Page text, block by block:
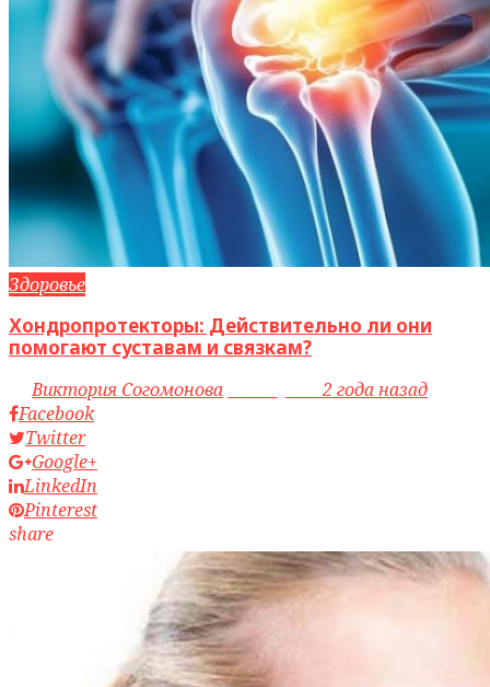
Здоровье
Хондропротекторы: Действительно ли они
помогают суставам и связкам?
byВиктория Согомонова access_time2 года назад
Facebook
Twitter
Google+
LinkedIn
Pinterest
share